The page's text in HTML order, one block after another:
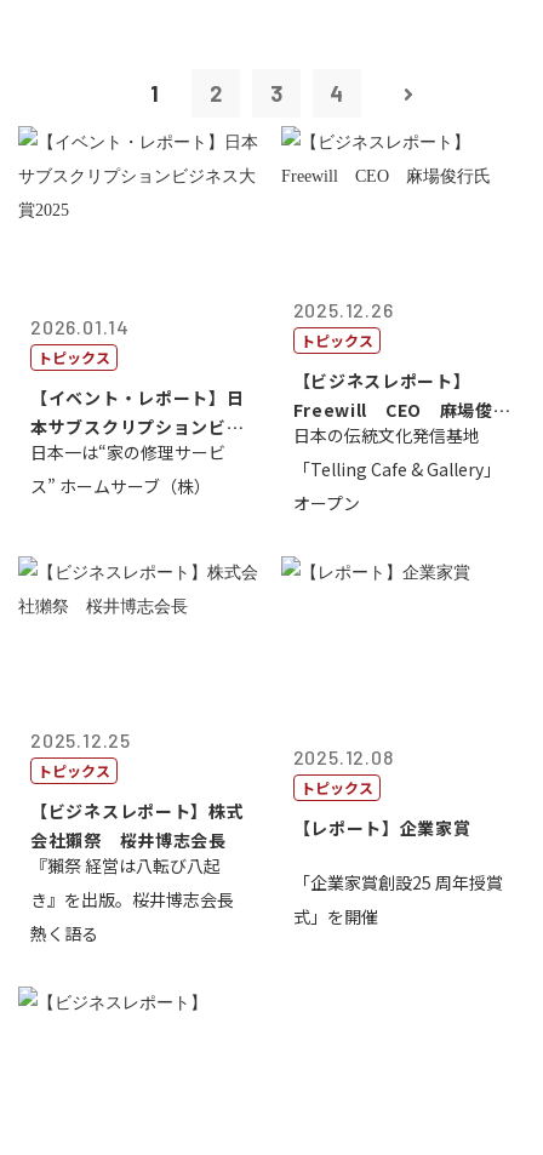
1 2 3 4
2026.01.14
トピックス
【イベント・レポート】日
本サブスクリプションビジ
ネス大賞20...
日本一は“家の修理サービ
ス” ホームサーブ（株）
2025.12.26
トピックス
【ビジネスレポート】
Freewill CEO 麻場俊行
氏
日本の伝統文化発信基地
「Telling Cafe & Gallery」
オープン
2025.12.25
トピックス
【ビジネスレポート】株式
会社獺祭 桜井博志会長
『獺祭 経営は八転び八起
き』を出版。桜井博志会長
熱く語る
2025.12.08
トピックス
【レポート】企業家賞
「企業家賞創設25 周年授賞
式」を開催